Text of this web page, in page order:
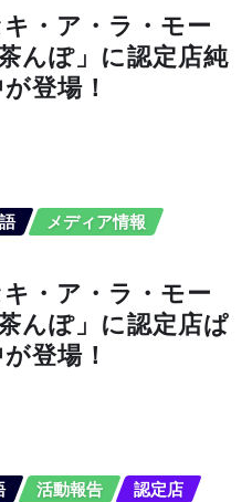
・ア・ラ・モー
んぽ」に認定店純
登場！
メディア情報
・ア・ラ・モー
んぽ」に認定店ぱ
登場！
活動報告
認定店